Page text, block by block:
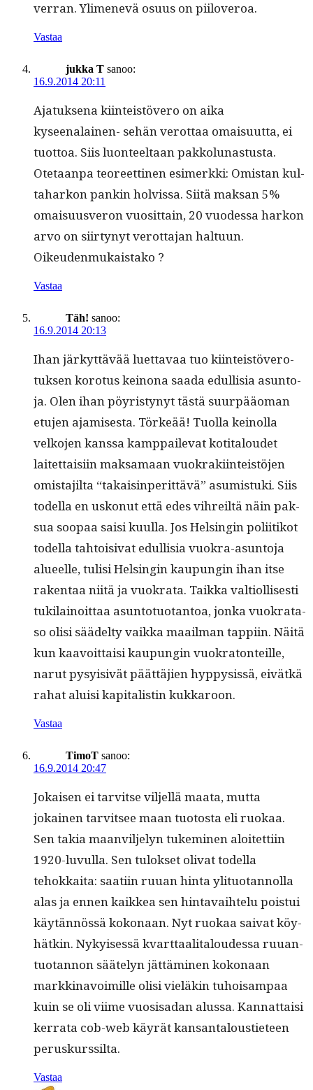
ver­ran. Ylimenevä osu­us on piiloveroa.
Vastaa
jukka T sanoo:
16.9.2014 20:11
Ajatuk­se­na kiin­teistövero on aika
kyseenalainen- sehän verot­taa omaisu­ut­ta, ei
tuot­toa. Siis luon­teeltaan pakkolunastusta.
Ote­taan­pa teo­reet­ti­nen esimerk­ki: Omis­tan kul­
ta­harkon pankin holvis­sa. Siitä mak­san 5%
omaisu­usveron vuosit­tain, 20 vuodessa harkon
arvo on siir­tynyt verot­ta­jan hal­tu­un.
Oikeudenmukaistako ?
Vastaa
Täh! sanoo:
16.9.2014 20:13
Ihan järkyt­tävää luet­tavaa tuo kiin­teistövero­
tuk­sen koro­tus keinona saa­da edullisia asun­to­
ja. Olen ihan pöyristynyt tästä suur­pääo­man
etu­jen ajamis­es­ta. Törkeää! Tuol­la keinol­la
velko­jen kanssa kamp­pail­e­vat koti­taloudet
laitet­taisi­in mak­samaan vuokraki­in­teistö­jen
omis­ta­jil­ta “takaisin­perit­tävä” asum­is­tu­ki. Siis
todel­la en uskonut että edes vihreiltä näin pak­
sua soopaa saisi kuul­la. Jos Helsin­gin poli­itikot
todel­la tah­toisi­vat edullisia vuokra-asun­to­ja
alueelle, tulisi Helsin­gin kaupun­gin ihan itse
rak­en­taa niitä ja vuokra­ta. Taik­ka val­ti­ol­lis­es­ti
tuk­i­lain­oit­taa asun­to­tuotan­toa, jon­ka vuokrata­
so olisi säädel­ty vaik­ka maail­man tap­pi­in. Näitä
kun kaavoit­taisi kaupun­gin vuokra­ton­teille,
narut pysy­i­sivät päät­täjien hyp­p­y­sis­sä, eivätkä
rahat aluisi kap­i­tal­istin kukkaroon.
Vastaa
TimoT sanoo:
16.9.2014 20:47
Jokaisen ei tarvitse vil­jel­lä maa­ta, mut­ta
jokainen tarvit­see maan tuo­to­s­ta eli ruokaa.
Sen takia maanvil­je­lyn tukem­i­nen aloitet­ti­in
1920-luvul­la. Sen tulok­set oli­vat todel­la
tehokkai­ta: saati­in ruuan hin­ta yli­tuotan­nol­la
alas ja ennen kaikkea sen hin­tavai­htelu pois­tui
käytän­nössä kokon­aan. Nyt ruokaa sai­vat köy­
hätkin. Nykyisessä kvart­taal­i­taloudessa ruuan­
tuotan­non sääte­lyn jät­tämi­nen kokon­aan
markki­navoimille olisi vieläkin tuhoisam­paa
kuin se oli viime vuo­sisadan alus­sa. Kan­nat­taisi
ker­ra­ta cob-web käyrät kansan­talousti­eteen
peruskurssilta.
Vastaa